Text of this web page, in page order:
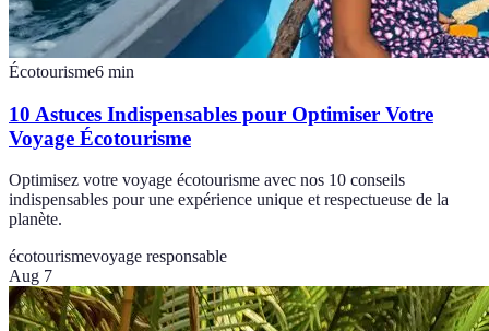
Écotourisme6 min
10 Astuces Indispensables pour Optimiser Votre
Voyage Écotourisme
Optimisez votre voyage écotourisme avec nos 10 conseils
indispensables pour une expérience unique et respectueuse de la
planète.
écotourismevoyage responsable
Aug 7